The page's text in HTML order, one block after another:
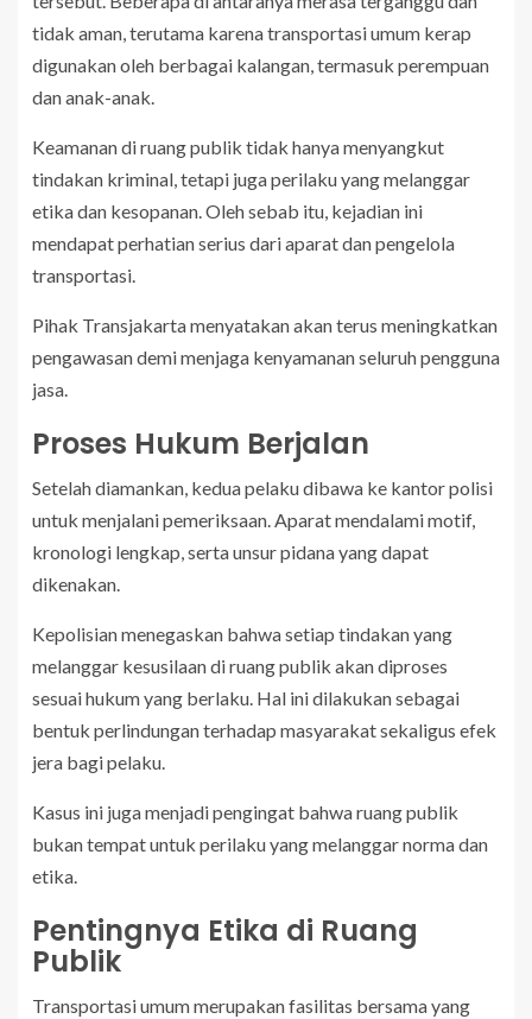
tidak aman, terutama karena transportasi umum kerap
digunakan oleh berbagai kalangan, termasuk perempuan
dan anak-anak.
Keamanan di ruang publik tidak hanya menyangkut
tindakan kriminal, tetapi juga perilaku yang melanggar
etika dan kesopanan. Oleh sebab itu, kejadian ini
mendapat perhatian serius dari aparat dan pengelola
transportasi.
Pihak Transjakarta menyatakan akan terus meningkatkan
pengawasan demi menjaga kenyamanan seluruh pengguna
jasa.
Proses Hukum Berjalan
Setelah diamankan, kedua pelaku dibawa ke kantor polisi
untuk menjalani pemeriksaan. Aparat mendalami motif,
kronologi lengkap, serta unsur pidana yang dapat
dikenakan.
Kepolisian menegaskan bahwa setiap tindakan yang
melanggar kesusilaan di ruang publik akan diproses
sesuai hukum yang berlaku. Hal ini dilakukan sebagai
bentuk perlindungan terhadap masyarakat sekaligus efek
jera bagi pelaku.
Kasus ini juga menjadi pengingat bahwa ruang publik
bukan tempat untuk perilaku yang melanggar norma dan
etika.
Pentingnya Etika di Ruang
Publik
Transportasi umum merupakan fasilitas bersama yang